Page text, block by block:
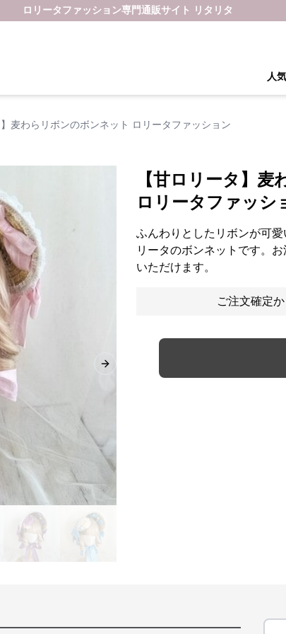
ロリータファッション専門通販サイト リタリタ
人
】麦わらリボンのボンネット ロリータファッション
Next slide
【甘ロリータ】
ロリータファッシ
ふんわりとしたリボンが可
リータのボンネットです。
いただけます。
ご注文確定